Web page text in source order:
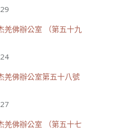
羌佛辦公室 （第五十九
羌佛辦公室第五十八號
羌佛辦公室 （第五十七